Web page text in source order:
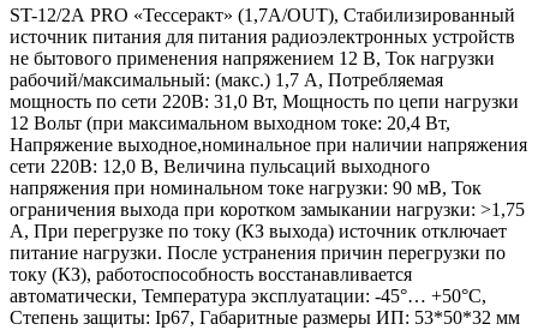
ST-12/2А PRO «Тессеракт» (1,7А/OUT), Стабилизированный
источник питания для питания радиоэлектронных устройств
не бытового применения напряжением 12 В, Ток нагрузки
рабочий/максимальный: (макс.) 1,7 А, Потребляемая
мощность по сети 220В: 31,0 Вт, Мощность по цепи нагрузки
12 Вольт (при максимальном выходном токе: 20,4 Вт,
Напряжение выходное,номинальное при наличии напряжения
сети 220B: 12,0 В, Величина пульсаций выходного
напряжения при номинальном токе нагрузки: 90 мВ, Ток
ограничения выхода при коротком замыкании нагрузки: >1,75
А, При перегрузке по току (КЗ выхода) источник отключает
питание нагрузки. После устранения причин перегрузки по
току (КЗ), работоспособность восстанавливается
автоматически, Температура эксплуатации: -45°… +50°С,
Степень защиты: Ip67, Габаритные размеры ИП: 53*50*32 мм